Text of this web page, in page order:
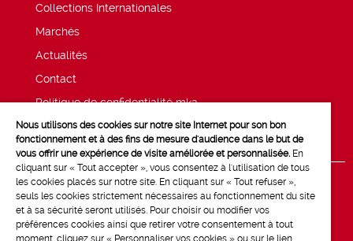
Collections Internationales
Marchés
Actualités
Contact
Politique de confidentialité mk2
Mentions légales
Nous utilisons des cookies sur notre site Internet pour son bon
fonctionnement et à des fins de mesure d'audience dans le but de
vous offrir une expérience de visite améliorée et personnalisée. En
cliquant sur « Tout accepter », vous consentez à l'utilisation de tous
les cookies placés sur notre site. En cliquant sur « Tout refuser »,
seuls les cookies strictement nécessaires au fonctionnement du site
et à sa sécurité seront utilisés. Pour choisir ou modifier vos
préférences cookies ainsi que retirer votre consentement à tout
moment, cliquez sur « Personnaliser vos cookies » ou sur le lien